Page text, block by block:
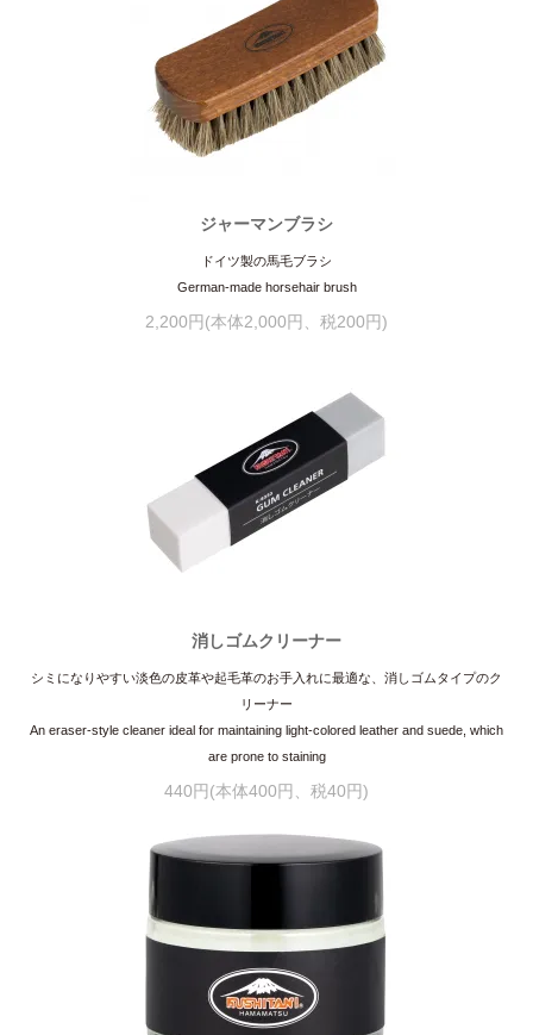
ジャーマンブラシ
ドイツ製の馬毛ブラシ
German-made horsehair brush
2,200円(本体2,000円、税200円)
消しゴムクリーナー
シミになりやすい淡色の皮革や起毛革のお手入れに最適な、消しゴムタイプのク
リーナー
An eraser-style cleaner ideal for maintaining light-colored leather and suede, which
are prone to staining
440円(本体400円、税40円)